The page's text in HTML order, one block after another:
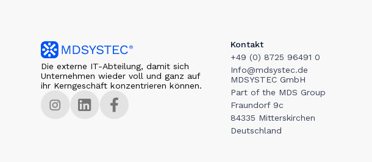
Die externe IT-Abteilung, damit sich
Unternehmen wieder voll und ganz auf
ihr Kerngeschäft konzentrieren können.
Kontakt
+49 (0) 8725 96491 0
Info@mdsystec.de
MDSYSTEC GmbH
Part of the MDS Group
Fraundorf 9c
84335 Mitterskirchen
Deutschland